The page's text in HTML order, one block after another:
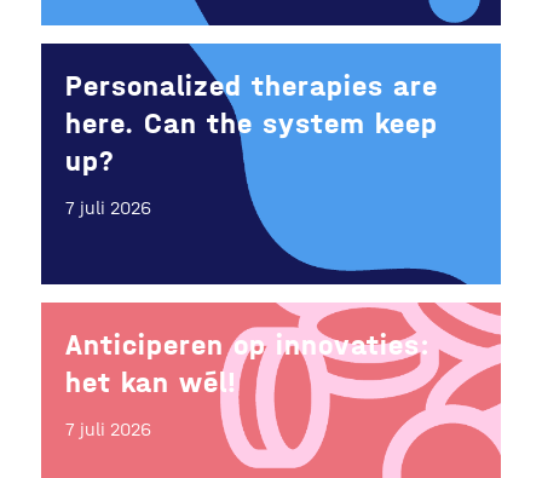
Personalized therapies are
here. Can the system keep
up?
7 juli 2026
Anticiperen op innovaties:
het kan wél!
7 juli 2026